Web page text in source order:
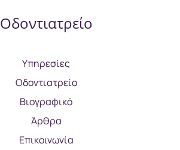
Οδοντιατρείο
Υπηρεσίες
Οδοντιατρείο
Βιογραφικό
Άρθρα
Επικοινωνία